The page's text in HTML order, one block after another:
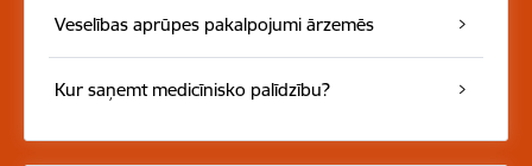
Veselības aprūpes pakalpojumi ārzemēs
Kur saņemt medicīnisko palīdzību?